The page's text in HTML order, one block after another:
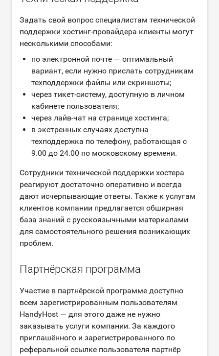
Задать свой вопрос специалистам технической
поддержки хостинг-провайдера клиенты могут
несколькими способами:
по электронной почте — оптимальный
вариант, если нужно прислать сотрудникам
техподдержки файлы или скриншоты;
через тикет-систему, доступную в личном
кабинете пользователя;
через лайв-чат на странице хостинга;
в экстренных случаях доступна
техподдержка по телефону, работающая с
9.00 до 24.00 по московскому времени.
Сотрудники технической поддержки хостера
реагируют достаточно оперативно и всегда
дают исчерпывающие ответы. Также к услугам
клиентов компании предлагается обширная
база знаний с русскоязычными материалами
для самостоятельного решения возникающих
проблем.
Партнёрская программа
Участие в партнёрской программе доступно
всем зарегистрированным пользователям
HandyHost — для этого даже не нужно
заказывать услуги компании. За каждого
приглашённого и зарегистрированного по
реферальной ссылке пользователя партнёр